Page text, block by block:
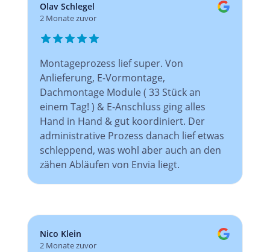
Olav Schlegel
2 Monate zuvor
Montageprozess lief super. Von
Anlieferung, E-Vormontage,
Dachmontage Module ( 33 Stück an
einem Tag! ) & E-Anschluss ging alles
Hand in Hand & gut koordiniert. Der
administrative Prozess danach lief etwas
schleppend, was wohl aber auch an den
zähen Abläufen von Envia liegt.
Nico Klein
2 Monate zuvor